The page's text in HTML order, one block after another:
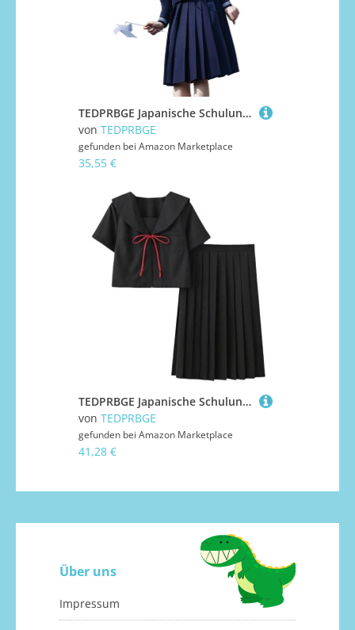
TEDPRBGE Japanische Schuluniform-Kostüm, Matrosenuniform, JK, Hemden, Uniform, Anime, Cosplay, Kostüme für Damen (Blau-Lange Ärmel + Rock, 60 cm, L)
von TEDPRBGE
gefunden bei Amazon Marketplace
35,55 €
TEDPRBGE Japanische Schuluniform Kostüm JK Matrosen Kostüm Uniform Faltenrock Kurzarm Shirt Anime Cosplay Kostüm (2XL)
von TEDPRBGE
gefunden bei Amazon Marketplace
41,28 €
Über uns
Impressum